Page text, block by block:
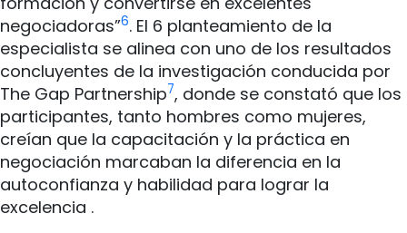
negociadoras”6. El 6 planteamiento de la
especialista se alinea con uno de los resultados
concluyentes de la investigación conducida por
The Gap Partnership7, donde se constató que los
participantes, tanto hombres como mujeres,
creían que la capacitación y la práctica en
negociación marcaban la diferencia en la
autoconfianza y habilidad para lograr la
excelencia .